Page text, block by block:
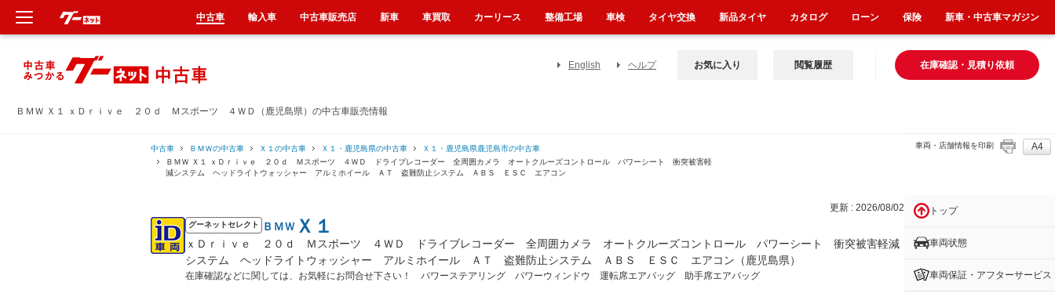
ＢＭＷ Ｘ１ ｘＤｒｉｖｅ ２０ｄ Ｍスポーツ ４ＷＤ（鹿児島県）の中古車販売情報
English ヘルプ 在庫確認・見積り依頼
お気に入り 閲覧履歴
中古車 ＢＭＷの中古車 Ｘ１の中古車 Ｘ１・鹿児島県の中古車
Ｘ１・鹿児島県鹿児島市の中古車
ＢＭＷ Ｘ１ ｘＤｒｉｖｅ ２０ｄ Ｍスポーツ ４ＷＤ ドライブレコーダー 全周囲カメラ オートクルーズコントロール パワーシート 衝突被害軽
減システム ヘッドライトウォッシャー アルミホイール ＡＴ 盗難防止システム ＡＢＳ ＥＳＣ エアコン
車両・店舗情報を印刷 A4
更新 : 2026/08/02
グーネットセレクト ＢＭＷ Ｘ１
ｘＤｒｉｖｅ ２０ｄ Ｍスポーツ ４ＷＤ ドライブレコーダー 全周囲カメラ オートクルーズコントロール パワーシート 衝突被害軽減
システム ヘッドライトウォッシャー アルミホイール ＡＴ 盗難防止システム ＡＢＳ ＥＳＣ エアコン（鹿児島県）
在庫確認などに関しては、お気軽にお問合せ下さい！ パワーステアリング パワーウィンドウ 運転席エアバッグ 助手席エアバッグ
トップ
車両状態
車両保証・アフターサービス
中古車 輸入車 中古車販売店 新車 車買取 カーリース 整備工場 車検 タイヤ交換 新品タイヤ カタログ ローン 保険 新車・中古車マガジン
新車
中古車